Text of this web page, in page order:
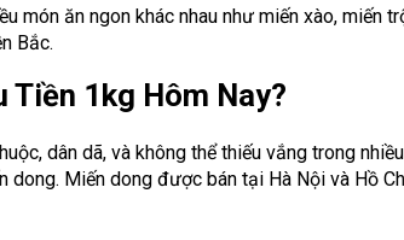
món ăn ngon khác nhau như miến xào, miến
Bắc.
Tiền 1kg Hôm Nay?
dân dã, và không thể thiếu vắng trong
dong. Miến dong được bán tại Hà Nội và Hồ